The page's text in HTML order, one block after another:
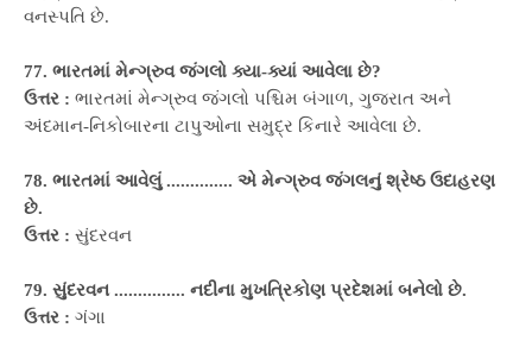
વનસ્પતિ છે.
77. ભારતમાં મેન્ગ્રુવ જંગલો ક્યા-ક્યાં આવેલા છે?
ઉત્તર : ભારતમાં મેન્ગ્રુવ જંગલો પશ્ચિમ બંગાળ, ગુજરાત અને
અંદમાન-નિકોબારના ટાપુઓના સમુદ્ર કિનારે આવેલા છે.
78. ભારતમાં આવેલું .............. એ મેન્ગ્રુવ જંગલનું શ્રેષ્ઠ ઉદાહરણ
છે.
ઉત્તર : સુંદરવન
79. સુંદરવન ............... નદીના મુખત્રિકોણ પ્રદેશમાં બનેલો છે.
ઉત્તર : ગંગા